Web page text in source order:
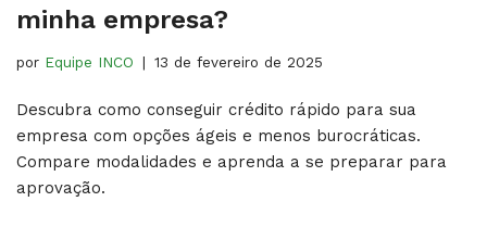
minha empresa?
por Equipe INCO 13 de fevereiro de 2025
Descubra como conseguir crédito rápido para sua
empresa com opções ágeis e menos burocráticas.
Compare modalidades e aprenda a se preparar para
aprovação.